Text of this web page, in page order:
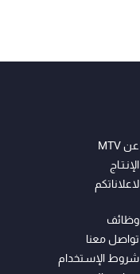
عن MTV
الإنـتـاج
لاعلاناتكم
وظائف
تواصل معنا
شروط الإسـتخدام